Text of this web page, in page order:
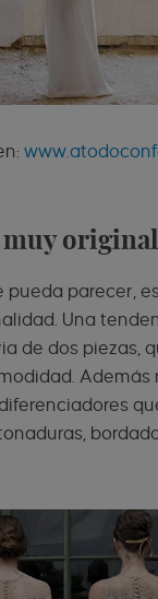
muy
pueda parecer,
Una
de dos piezas,
Además